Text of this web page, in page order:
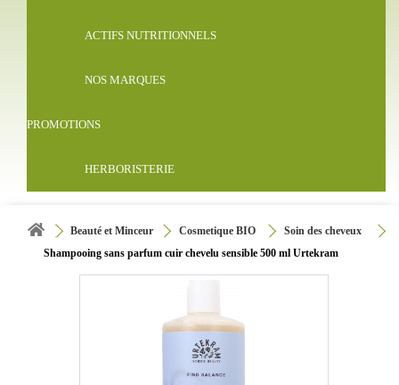
ACTIFS NUTRITIONNELS
NOS MARQUES
PROMOTIONS
HERBORISTERIE
Beauté et Minceur Cosmetique BIO
Soin des cheveux
Shampooing sans parfum cuir chevelu sensible 500 ml Urtekram